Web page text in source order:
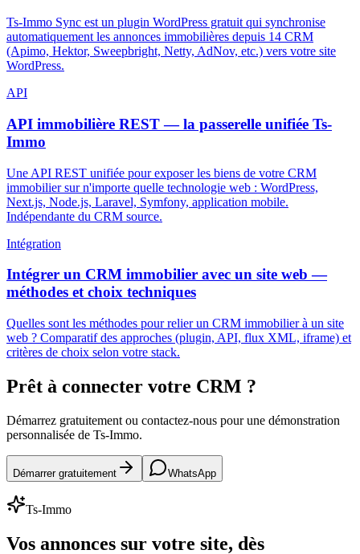
Ts-Immo Sync est un plugin WordPress gratuit qui synchronise
automatiquement les annonces immobilières depuis 14 CRM
(Apimo, Hektor, Sweepbright, Netty, AdNov, etc.) vers votre site
WordPress.
API
API immobilière REST — la passerelle unifiée Ts-
Immo
Une API REST unifiée pour exposer les biens de votre CRM
immobilier sur n'importe quelle technologie web : WordPress,
Next.js, Node.js, Laravel, Symfony, application mobile.
Indépendante du CRM source.
Intégration
Intégrer un CRM immobilier avec un site web —
méthodes et choix techniques
Quelles sont les méthodes pour relier un CRM immobilier à un site
web ? Comparatif des approches (plugin, API, flux XML, iframe) et
critères de choix selon votre stack.
Prêt à connecter votre CRM ?
Démarrez gratuitement ou contactez-nous pour une démonstration
personnalisée de Ts-Immo.
Démarrer gratuitement WhatsApp
Ts-Immo
Vos annonces sur votre site, dès